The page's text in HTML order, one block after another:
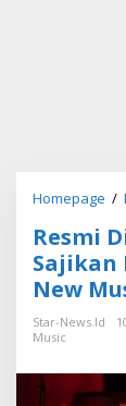
Homepage /
Resmi
Sajikan
New
Star-News.id
Music